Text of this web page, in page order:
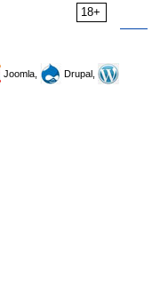
18+
Joomla,
Drupal,